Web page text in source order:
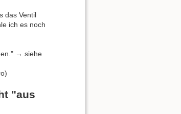
das Ventil
ich es noch
→ siehe
"aus